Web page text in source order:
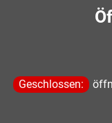
Klicken, um weitere
Geschlossen: